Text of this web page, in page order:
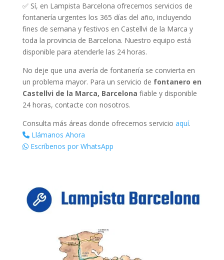
✅ Sí, en Lampista Barcelona ofrecemos servicios de
fontanería urgentes los 365 días del año, incluyendo
fines de semana y festivos en Castellvi de la Marca y
toda la provincia de Barcelona. Nuestro equipo está
disponible para atenderle las 24 horas.
No deje que una avería de fontanería se convierta en
un problema mayor. Para un servicio de fontanero en
Castellvi de la Marca, Barcelona fiable y disponible
24 horas, contacte con nosotros.
Consulta más áreas donde ofrecemos servicio aquí.
Llámanos Ahora
Escríbenos por WhatsApp